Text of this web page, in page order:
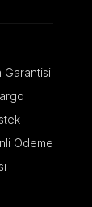
Garantisi
Ödeme